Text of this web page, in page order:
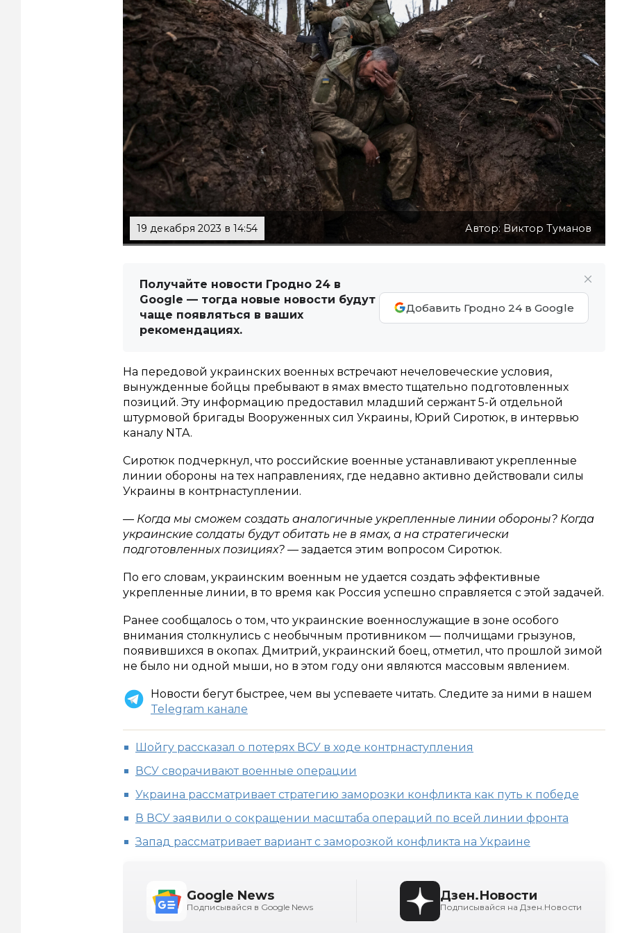
19 декабря 2023 в 14:54 Автор: Виктор Туманов
Получайте новости Гродно 24 в
Google — тогда новые новости будут
чаще появляться в ваших
рекомендациях.
Добавить Гродно 24 в Google
На передовой украинских военных встречают нечеловеческие условия,
вынужденные бойцы пребывают в ямах вместо тщательно подготовленных
позиций. Эту информацию предоставил младший сержант 5-й отдельной
штурмовой бригады Вооруженных сил Украины, Юрий Сиротюк, в интервью
каналу NTA.
Сиротюк подчеркнул, что российские военные устанавливают укрепленные
линии обороны на тех направлениях, где недавно активно действовали силы
Украины в контрнаступлении.
— Когда мы сможем создать аналогичные укрепленные линии обороны? Когда
украинские солдаты будут обитать не в ямах, а на стратегически
подготовленных позициях? — задается этим вопросом Сиротюк.
По его словам, украинским военным не удается создать эффективные
укрепленные линии, в то время как Россия успешно справляется с этой задачей.
Ранее сообщалось о том, что украинские военнослужащие в зоне особого
внимания столкнулись с необычным противником — полчищами грызунов,
появившихся в окопах. Дмитрий, украинский боец, отметил, что прошлой зимой
не было ни одной мыши, но в этом году они являются массовым явлением.
Новости бегут быстрее, чем вы успеваете читать. Следите за ними в нашем
Telegram канале
Шойгу рассказал о потерях ВСУ в ходе контрнаступления
ВСУ сворачивают военные операции
Украина рассматривает стратегию заморозки конфликта как путь к победе
В ВСУ заявили о сокращении масштаба операций по всей линии фронта
Запад рассматривает вариант с заморозкой конфликта на Украине
Google News
Подписывайся в Google News
Дзен.Новости
Подписывайся на Дзен.Новости